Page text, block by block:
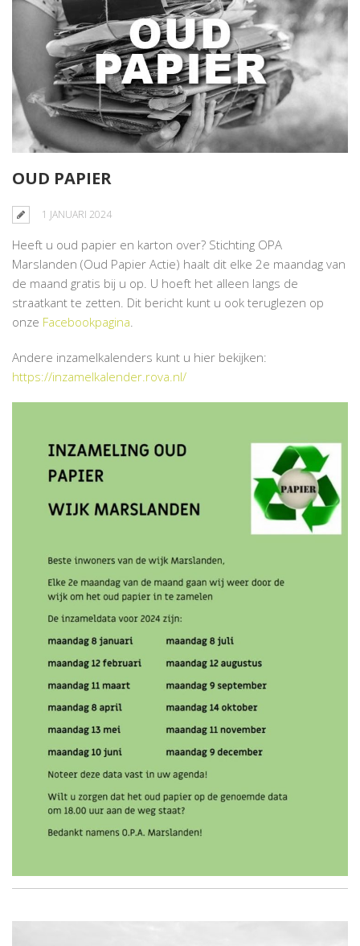
OUD PAPIER
1 JANUARI 2024
Heeft u oud papier en karton over? Stichting OPA
Marslanden (Oud Papier Actie) haalt dit elke 2e maandag van
de maand gratis bij u op. U hoeft het alleen langs de
straatkant te zetten. Dit bericht kunt u ook teruglezen op
onze Facebookpagina.
Andere inzamelkalenders kunt u hier bekijken:
https://inzamelkalender.rova.nl/